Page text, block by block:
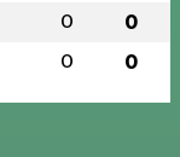
0 0
0 0